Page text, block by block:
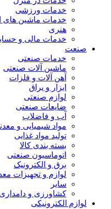
خدمات ورزشی
خدمات ماشین های اداری
هنری
خدمات مالی و حسابداری
صنعت
خدمات صنعتی
ماشین آلات صنعتی
آهن آلات و فلزات
ابزار و یراق
لوازم صنعتی
ضایعات صنعتی
آب و فاضلاب
مواد شیمیایی و معدنی
تولید مواد غذایی
بسته بندی کالا
اتوماسیون صنعتی
برق و الکترونیک
لوازم و تجهیزات معدن
سایر
کشاورزی و دامداری
لوازم الکترونیکی